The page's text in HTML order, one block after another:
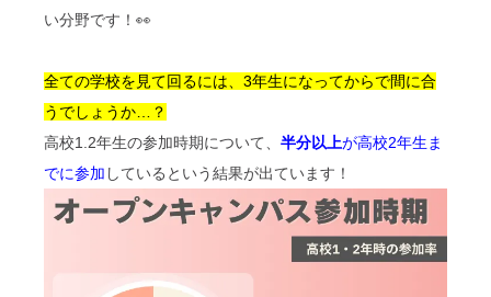
い分野です！ 👀
全ての学校を見て回るには、3年生になってからで間に合
うでしょうか…？
高校1.2年生の参加時期について、 半分以上が高校2年生ま
でに参加 している という結果が出ています！